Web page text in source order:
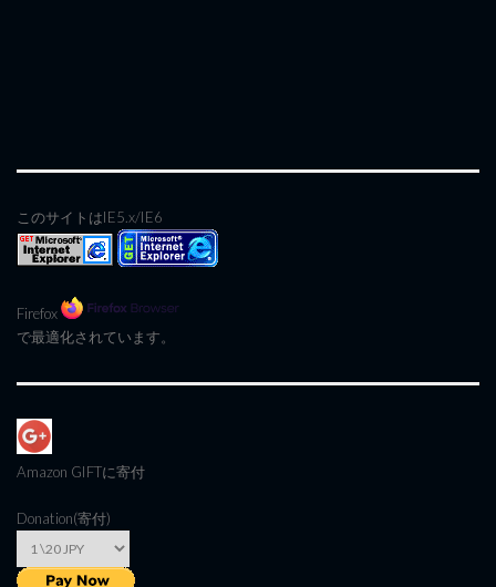
このサイトはIE5.x/IE6
Firefox
で最適化されています。
Amazon GIFTに寄付
Donation(寄付)